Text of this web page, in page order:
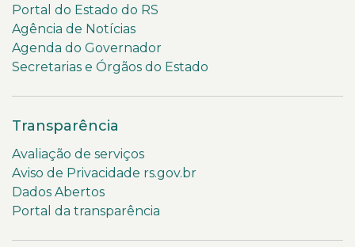
Portal do Estado do RS
Agência de Notícias
Agenda do Governador
Secretarias e Órgãos do Estado
Transparência
Avaliação de serviços
Aviso de Privacidade rs.gov.br
Dados Abertos
Portal da transparência